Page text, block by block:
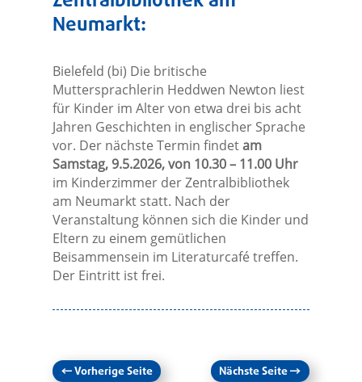
Neumarkt:
Bielefeld (bi) Die britische
Muttersprachlerin Heddwen Newton liest
für Kinder im Alter von etwa drei bis acht
Jahren Geschichten in englischer Sprache
vor. Der nächste Termin findetam
Samstag, 9.5.2026, von 10.30 – 11.00 Uhr
im Kinderzimmer der Zentralbibliothek
am Neumarkt statt. Nach der
Veranstaltung können sich die Kinder und
Eltern zu einem gemütlichen
Beisammensein im Literaturcafé treffen.
Der Eintritt ist frei.
←Vorherige Seite Nächste Seite→